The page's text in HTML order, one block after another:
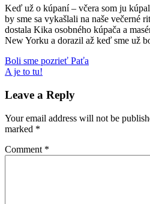
Keď už o kúpaní – včera som ju
by sme sa vykašlali na naše večerné
dostala Kika osobného kúpača a
New Yorku a dorazil až keď sme už
Post
navigation
Previous
Post:
Boli sme pozrieť Paťa
Next
A je to tu!
Leave a Reply
Your email address will not be
marked *
Comment *